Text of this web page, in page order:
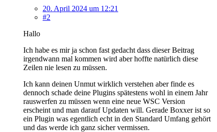
20. April 2024 um 12:21
#2
Hallo
Ich habe es mir ja schon fast gedacht dass dieser Beitrag
irgendwann mal kommen wird aber hoffte natürlich diese
Zeilen nie lesen zu müssen.
Ich kann deinen Unmut wirklich verstehen aber finde es
dennoch schade deine Plugins spätestens wohl in einem Jahr
rauswerfen zu müssen wenn eine neue WSC Version
erscheint und man darauf Updaten will. Gerade Boxxer ist so
ein Plugin was egentlich echt in den Standard Umfang gehört
und das werde ich ganz sicher vermissen.